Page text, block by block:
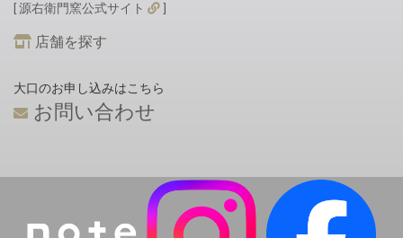
[ 源右衛門窯公式サイト
]
店舗を探す
大口のお申し込みはこちら
お問い合わせ